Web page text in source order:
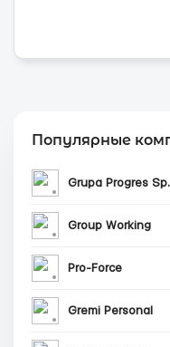
Популярные
Grupa Progres
Group Working
Pro-Force
Gremi Personal